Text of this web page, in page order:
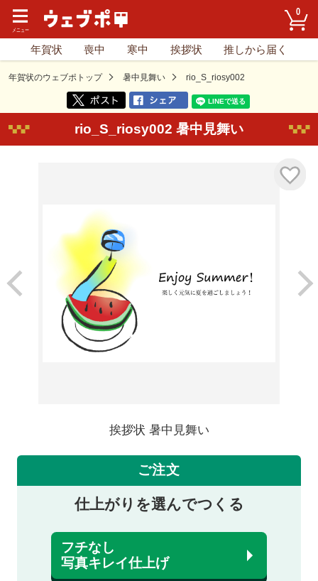
0
年賀状 喪中 寒中 挨拶状 推しから届く
年賀状のウェブポトップ 暑中見舞い rio_S_riosy002
rio_S_riosy002 暑中見舞い
挨拶状 暑中見舞い
ご注文
仕上がりを選んでつくる
フチなし
写真キレイ仕上げ